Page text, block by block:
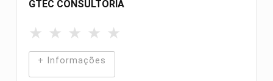
GTEC CONSULTORIA
★ ★ ★ ★ ★
+ Informações